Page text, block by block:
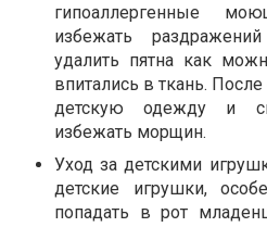
гипоаллергенные
избежать
удалить пятна как
впитались в ткань. После
детскую одежду и
избежать морщин.
Уход за детскими
детские игрушки,
попадать в рот